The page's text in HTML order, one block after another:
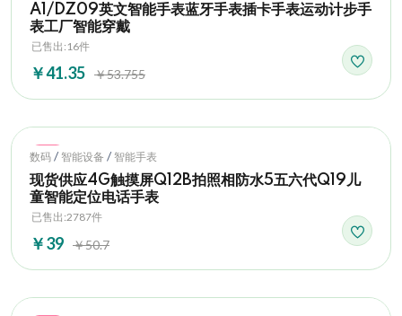
A1/DZ09英文智能手表蓝牙手表插卡手表运动计步手
表工厂智能穿戴
已售出:16件
￥41.35 ￥53.755
Hot
数码 / 智能设备 / 智能手表
现货供应4G触摸屏Q12B拍照相防水5五六代Q19儿
童智能定位电话手表
已售出:2787件
￥39 ￥50.7